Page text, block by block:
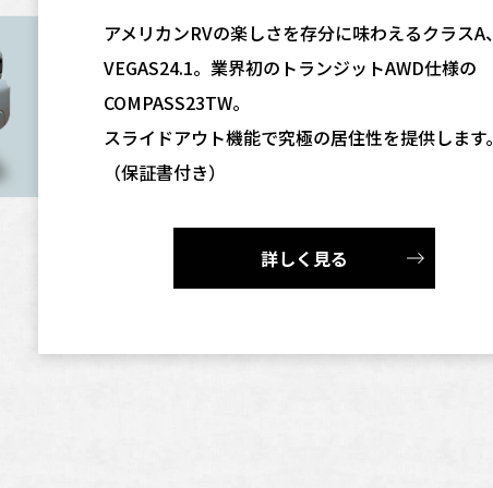
アメリカンRVの楽しさを存分に味わえるクラスA、
VEGAS24.1。業界初のトランジットAWD仕様の
COMPASS23TW。
スライドアウト機能で究極の居住性を提供します。
（保証書付き）
詳しく見る